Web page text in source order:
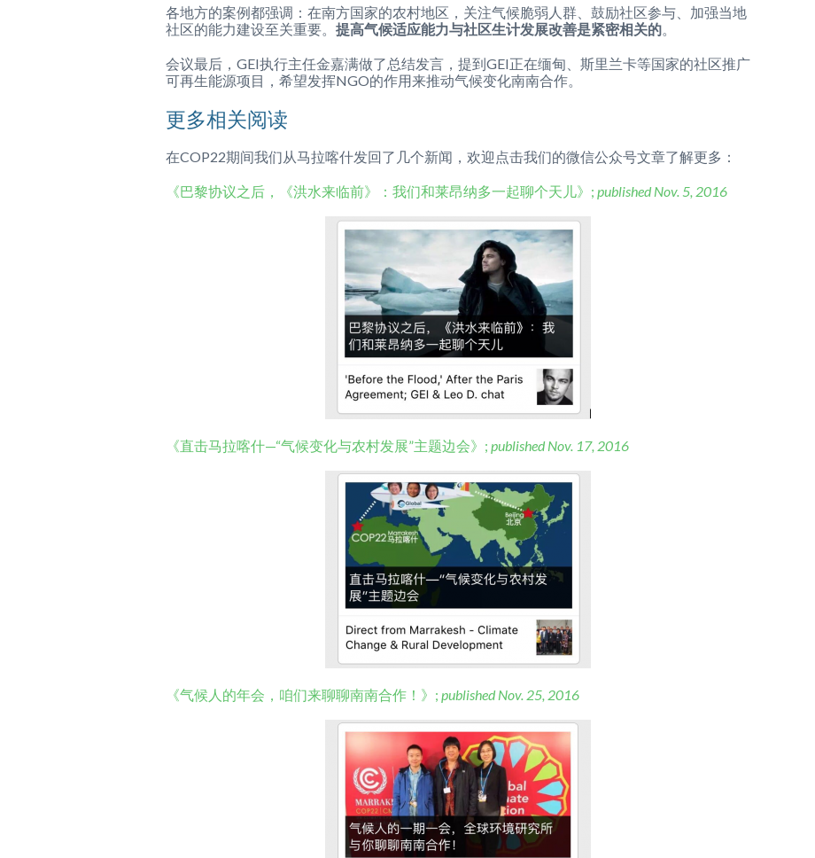
各地方的案例都强调：在南方国家的农村地区，关注气候脆弱人群、鼓励社区参与、加强当地
社区的能力建设至关重要。 提高气候适应能力与社区生计发展改善是紧密相关的。
会议最后，GEI执行主任金嘉满做了总结发言，提到GEI正在缅甸、斯里兰卡等国家的社区推广
可再生能源项目，希望发挥NGO的作用来推动气候变化南南合作。
更多相关阅读
在COP22期间我们从马拉喀什发回了几个新闻，欢迎点击我们的微信公众号文章了解更多：
《巴黎协议之后，《洪水来临前》：我们和莱昂纳多一起聊个天儿》; published Nov. 5, 2016
《直击马拉喀什—“气候变化与农村发展”主题边会》; published Nov. 17, 2016
《气候人的年会，咱们来聊聊南南合作！》; published Nov. 25, 2016